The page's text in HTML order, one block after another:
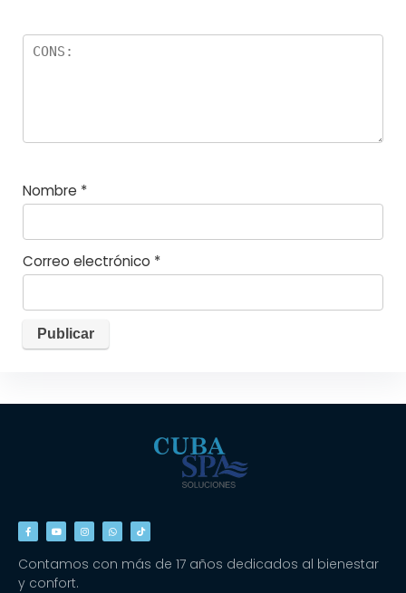
Nombre *
Correo electrónico *
Contamos con más de 17 años dedicados al bienestar
y confort.